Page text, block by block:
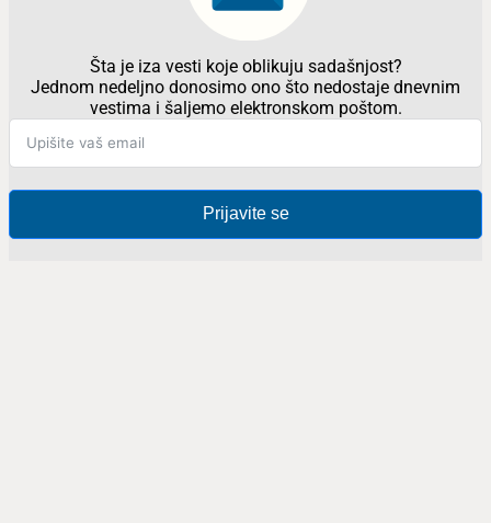
Šta je iza vesti koje oblikuju sadašnjost?
Jednom nedeljno donosimo ono što nedostaje dnevnim
vestima i šaljemo elektronskom poštom.
Prijavite se